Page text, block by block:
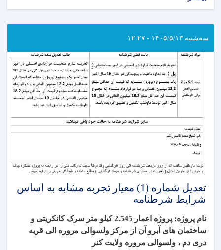
سه‌شنبه ۱۴۰۵/۵/۱۳ - ۱۲:۲۷
تعدیل شماره (1) معیار تجربه مشابه به اساس
شرایط شرطنامه
نام پروژه: پروژه
اعمار 2.545 کیلو متر سرک کانکریتی و
ساختمان های آبرو آن از مرکز ولسوالی مروره الی قریه
دری دم ، ولسوالی مروره ولایت کنر